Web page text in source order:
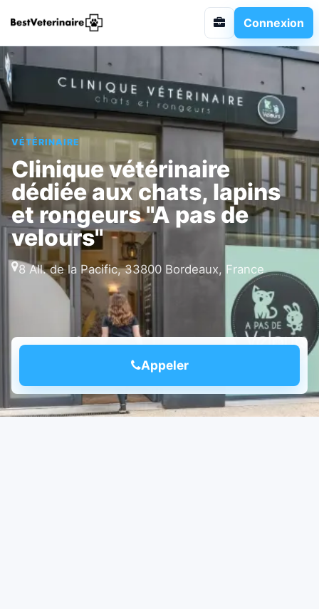
Connexion
VÉTÉRINAIRE
Clinique vétérinaire
dédiée aux chats, lapins
et rongeurs "A pas de
velours"
8 All. de la Pacific, 33800 Bordeaux, France
Appeler